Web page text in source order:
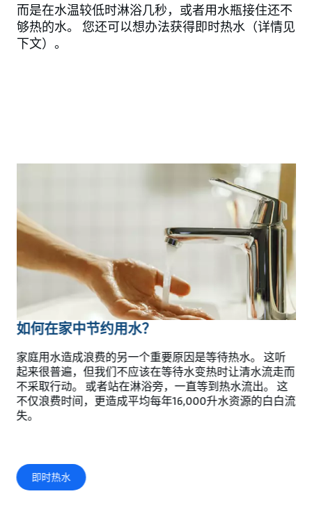
而是在水温较低时淋浴几秒，或者用水瓶接住还不
够热的水。 您还可以想办法获得即时热水（详情见
下文）。
如何在家中节约用水？
家庭用水造成浪费的另一个重要原因是等待热水。 这听
起来很普遍，但我们不应该在等待水变热时让清水流走而
不采取行动。 或者站在淋浴旁，一直等到热水流出。 这
不仅浪费时间，更造成平均每年16,000升水资源的白白流
失。
即时热水